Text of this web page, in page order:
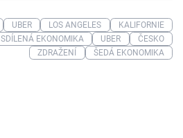
UBER LOS ANGELES
KALIFORNIE
SDÍLENÁ EKONOMIKA UBER
ČESKO
ZDRAŽENÍ
ŠEDÁ EKONOMIKA